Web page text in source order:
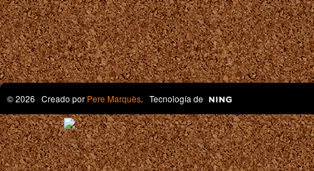
© 2026 Creado por Pere Marquès. Tecnología de